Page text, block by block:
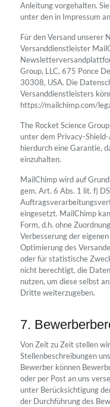
Anleitung vorgehalten.
unter den in Impressum
Für den Versand unserer
Versanddienstleister
Group, LLC, 675 Ponce
30308, USA. Die
Versanddienstleisters
https://mailchimp.com/
The Rocket Science
unter dem Privacy-
hierdurch eine Garantie,
einzuhalten.
MailChimp wird auf
gem. Art. 6 Abs. 1 lit. f)
eingesetzt. MailChimp
Form, d.h. ohne
Verbesserung der
Optimierung des
oder für statistische
nicht berechtigt, die
nutzen, um diese selbst
Dritte weiterzugeben.
7.
Von Zeit zu Zeit stellen
Stellenbeschreibungen
Bewerber können
oder per Post an uns
unter Berücksichtigung
der Durchführung des